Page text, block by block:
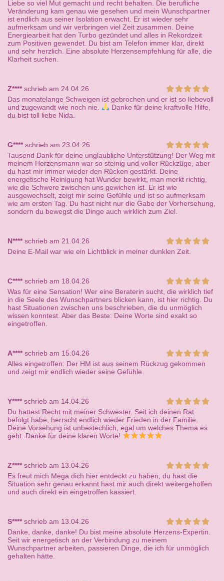
Liebe so viel Mut gemacht und recht behalten. Die berufliche
Veränderung kam genau wie gesehen und mein Wunschpartner
ist endlich aus seiner Isolation erwacht. Er ist wieder sehr
aufmerksam und wir verbringen viel Zeit zusammen. Deine
Energiearbeit hat den Turbo gezündet und alles in Rekordzeit
zum Positiven gewendet. Du bist am Telefon immer klar, direkt
und sehr herzlich. Eine absolute Herzensempfehlung für alle, die
Klarheit suchen.
Z****schrieb am 24.04.26
Das monatelange Schweigen ist gebrochen und er ist so liebevoll
und zugewandt wie noch nie.
Danke für deine kraftvolle Hilfe,
du bist toll liebe Nida.
G****schrieb am 23.04.26
Tausend Dank für deine unglaubliche Unterstützung! Der Weg mit
meinem Herzensmann war so steinig und voller Rückzüge, aber
du hast mir immer wieder den Rücken gestärkt. Deine
energetische Reinigung hat Wunder bewirkt, man merkt richtig,
wie die Schwere zwischen uns gewichen ist. Er ist wie
ausgewechselt, zeigt mir seine Gefühle und ist so aufmerksam
wie am ersten Tag. Du hast nicht nur die Gabe der Vorhersehung,
sondern du bewegst die Dinge auch wirklich zum Ziel.
N****schrieb am 21.04.26
Deine E-Mail war wie ein Lichtblick in meiner dunklen Zeit.
C****schrieb am 18.04.26
Was für eine Sensation! Wer eine Beraterin sucht, die wirklich tief
in die Seele des Wunschpartners blicken kann, ist hier richtig. Du
hast Situationen zwischen uns beschrieben, die du unmöglich
wissen konntest. Aber das Beste: Deine Worte sind exakt so
eingetroffen.
A****schrieb am 15.04.26
Alles eingetroffen: Der HM ist aus seinem Rückzug gekommen
und zeigt mir endlich wieder seine Gefühle.
Y****schrieb am 14.04.26
Du hattest Recht mit meiner Schwester. Seit ich deinen Rat
befolgt habe, herrscht endlich wieder Frieden in der Familie.
Deine Vorsehung ist unbestechlich, egal um welches Thema es
geht. Danke für deine klaren Worte!
Z****schrieb am 13.04.26
Es freut mich Mega dich hier entdeckt zu haben, du hast die
Situation sehr genau erkannt hast mir auch direkt weitergeholfen
und auch direkt ein eingetroffen kassiert.
S****schrieb am 13.04.26
Danke, danke, danke! Du bist meine absolute Herzens-Expertin.
Seit wir energetisch an der Verbindung zu meinem
Wunschpartner arbeiten, passieren Dinge, die ich für unmöglich
gehalten hätte.